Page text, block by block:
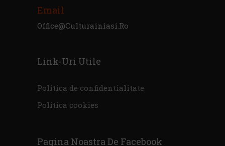
Email
Office@culturainiasi.ro
Link-Uri Utile
Politica de confidentialitate
Politica cookies
Pagina Noastra De Facebook